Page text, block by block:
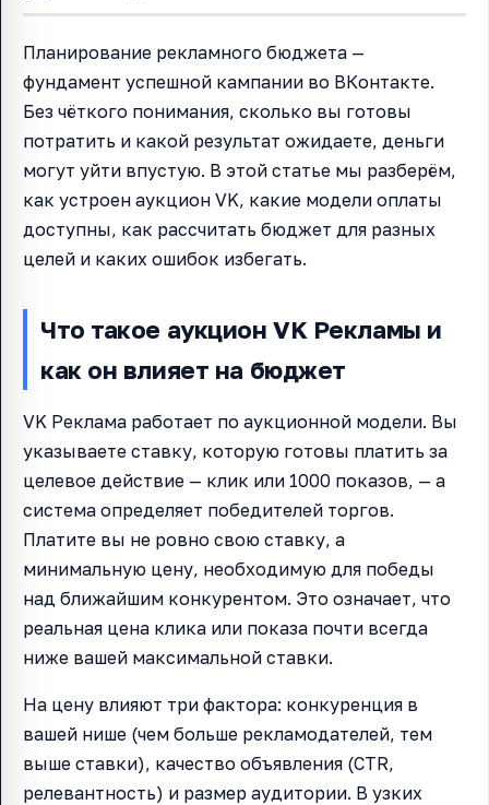
Планирование рекламного бюджета —
фундамент успешной кампании во ВКонтакте.
Без чёткого понимания, сколько вы готовы
потратить и какой результат ожидаете, деньги
могут уйти впустую. В этой статье мы разберём,
как устроен аукцион VK, какие модели оплаты
доступны, как рассчитать бюджет для разных
целей и каких ошибок избегать.
Что такое аукцион VK Рекламы и
как он влияет на бюджет
VK Реклама работает по аукционной модели. Вы
указываете ставку, которую готовы платить за
целевое действие — клик или 1000 показов, — а
система определяет победителей торгов.
Платите вы не ровно свою ставку, а
минимальную цену, необходимую для победы
над ближайшим конкурентом. Это означает, что
реальная цена клика или показа почти всегда
ниже вашей максимальной ставки.
На цену влияют три фактора: конкуренция в
вашей нише (чем больше рекламодателей, тем
выше ставки), качество объявления (CTR,
релевантность) и размер аудитории. В узких